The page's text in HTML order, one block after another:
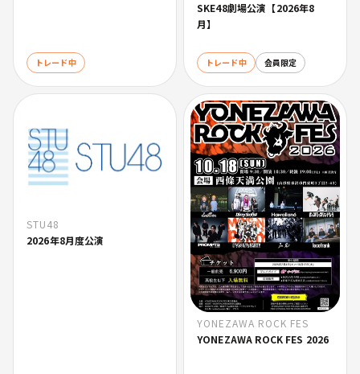
トレード中
SKE48劇場公演【2026年8
月】
トレード中 会員限定
STU48
2026年8月度公演
YONEZAWA ROCK FES
YONEZAWA ROCK FES 2026